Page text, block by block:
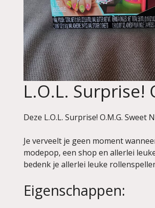
L.O.L. Surprise!
Deze L.O.L. Surprise! O.M.G.
Je verveelt je geen moment
modepop, een shop en allerlei
bedenk je allerlei leuke
Eigenschappen: